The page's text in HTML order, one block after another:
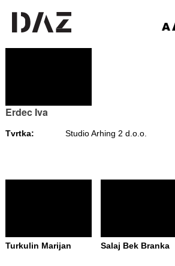
Erdec Iva
Tvrtka: Studio Arhing 2 d.o.o.
Turkulin Marijan Salaj Bek Branka